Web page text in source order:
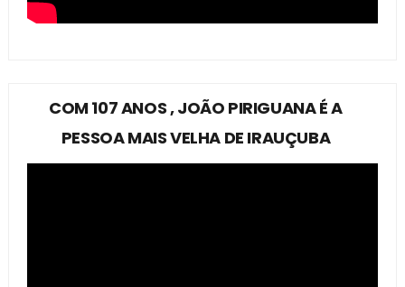
COM 107 ANOS , JOÃO PIRIGUANA É A
PESSOA MAIS VELHA DE IRAUÇUBA